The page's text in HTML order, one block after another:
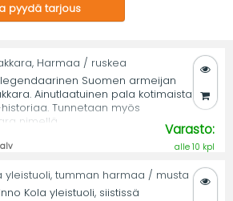
pyydä tarjous
Harmaa / ruskea
legendaarinen Suomen armeijan
Ainutlaatuinen pala kotimaista
Tunnetaan myös
nimellä.
Varasto:
alle 10 kpl
yleistuoli, tumman harmaa / musta
Kola yleistuoli, siistissä